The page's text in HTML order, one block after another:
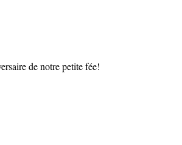
de notre petite fée!